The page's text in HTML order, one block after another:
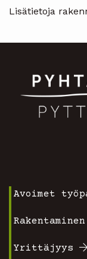
Lisätietoja
valikko
1
Avoimet
Rakentaminen
Yrittäjyys